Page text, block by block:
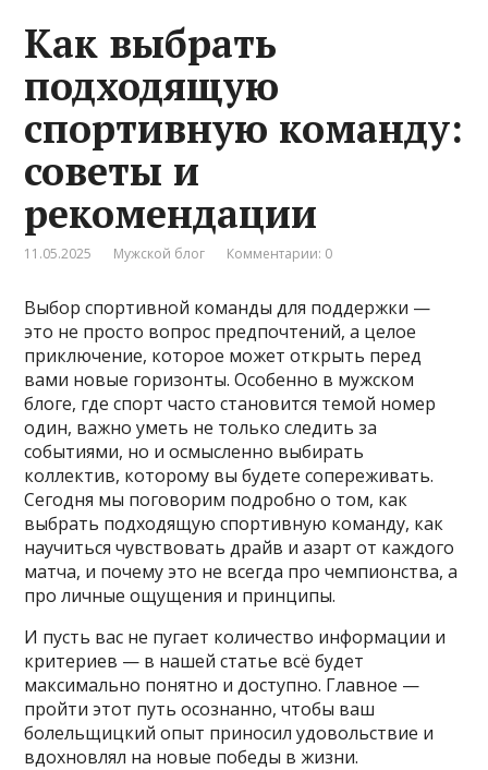
Как выбрать
подходящую
спортивную команду:
советы и
рекомендации
11.05.2025 Мужской блог Комментарии: 0
Выбор спортивной команды для поддержки —
это не просто вопрос предпочтений, а целое
приключение, которое может открыть перед
вами новые горизонты. Особенно в мужском
блоге, где спорт часто становится темой номер
один, важно уметь не только следить за
событиями, но и осмысленно выбирать
коллектив, которому вы будете сопереживать.
Сегодня мы поговорим подробно о том, как
выбрать подходящую спортивную команду, как
научиться чувствовать драйв и азарт от каждого
матча, и почему это не всегда про чемпионства, а
про личные ощущения и принципы.
И пусть вас не пугает количество информации и
критериев — в нашей статье всё будет
максимально понятно и доступно. Главное —
пройти этот путь осознанно, чтобы ваш
болельщицкий опыт приносил удовольствие и
вдохновлял на новые победы в жизни.